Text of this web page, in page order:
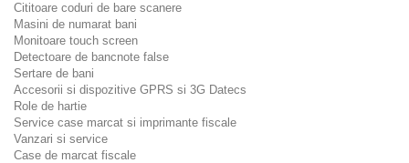
Cititoare coduri de bare scanere
Masini de numarat bani
Monitoare touch screen
Detectoare de bancnote false
Sertare de bani
Accesorii si dispozitive GPRS si 3G Datecs
Role de hartie
Service case marcat si imprimante fiscale
Vanzari si service
Case de marcat fiscale